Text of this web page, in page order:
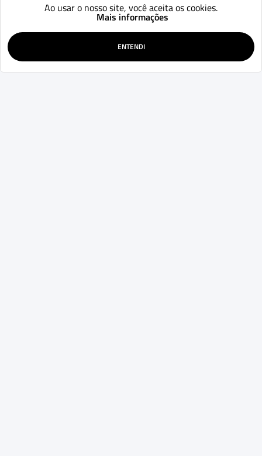
2017 67.000km Mecânico
Joinville - SC
53.900
WHATSAPP
Ao usar o nosso site, você aceita os cookies.
Mais informações
ENTENDI